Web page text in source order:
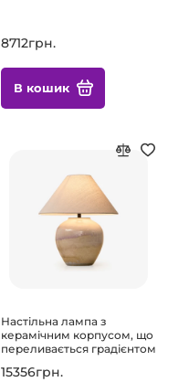
8712грн.
В кошик
Настільна лампа з
керамічним корпусом, що
переливається градієнтом
15356грн.